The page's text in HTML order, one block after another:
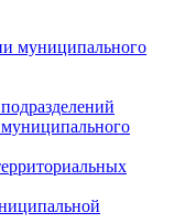
муниципального